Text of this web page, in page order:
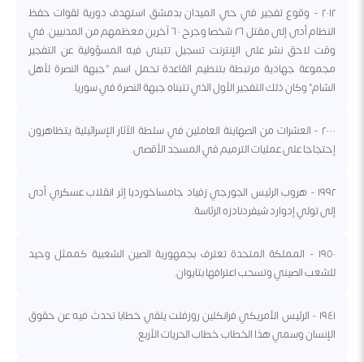
٢٠١٢ - وقوع تفجير في حي الميدان بدمشق استهدف دورية لقوات حفظ
النظام أدى إلى مقتل ٢٦ شخصا وجرح ٦٠ آخرين معظمهم من المدنيين. في
وقت لاحق نشر على الإنترنت تسجيل تتبنى فيه المسؤولية عن التفجير
مجموعة جهادية مرتبطة بتنظيم القاعدة تحمل اسم "جبهة النصرة لأهل
الشام" وكان ذلك التفجير الأول الذي تتبناه جبهة النصرة في سوريا.
٢٠٠٠ - العشرات من الصهاينة العاملين في سلطة الآثار الإسرائيلية يتظاهرون
إحتجاجا على عمليات الترميم في المسجد الأقصى.
١٩٩٢ - هروب الرئيس الجورجي زفياد جامساخورديا إثر انقلاب عسكري أدى
إلى تولي إدوارد شيفردنادزه الرئاسة.
١٩٥٠ - المملكة المتحدة تعترف بجمهورية الصين الشعبية كممثل وحيد
للشعب الصيني وتسحب اعترافها بتايوان.
١٩٤١ - الرئيس الأمريكي فرانكلين روزفلت يلقي خطابا تحدث فيه عن حقوق
الإنسان وسمي هذا الخطاب خطاب الحريات الأربع.